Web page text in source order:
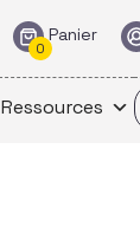
Panier
0
Ressources